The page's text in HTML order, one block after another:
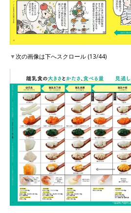
▼次の画像は下へスクロール (13/44)